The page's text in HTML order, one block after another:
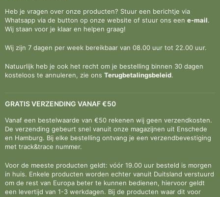
Heb je vragen over onze producten? Stuur een berichtje via
Whatsapp via de button op onze website of stuur ons een e-mail.
Wij staan voor je klaar en helpen graag!
Wij zijn 7 dagen per week bereikbaar van 08.00 uur tot 22.00 uur.
Natuurlijk heb je ook het recht om je bestelling binnen 30 dagen
kosteloos te annuleren, zie ons Terugbetalingsbeleid.
GRATIS VERZENDING VANAF €50
Vanaf een bestelwaarde van €50 rekenen wij geen verzendkosten.
De verzending gebeurt snel vanuit onze magazijnen uit Enschede
en Hamburg. Bij elke bestelling ontvang je een verzendbevestiging
met track&trace nummer.
Voor de meeste producten geldt: vóór 19.00 uur besteld is morgen
in huis. Enkele producten worden echter vanuit Duitsland verstuurd
om de rest van Europa beter te kunnen bedienen, hiervoor geldt
een levertijd van 1-3 werkdagen. Bij de producten waar dit voor